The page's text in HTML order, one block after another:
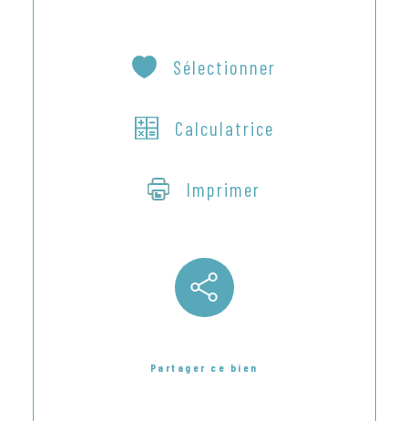
Sélectionner
Calculatrice
Imprimer
Partager ce bien